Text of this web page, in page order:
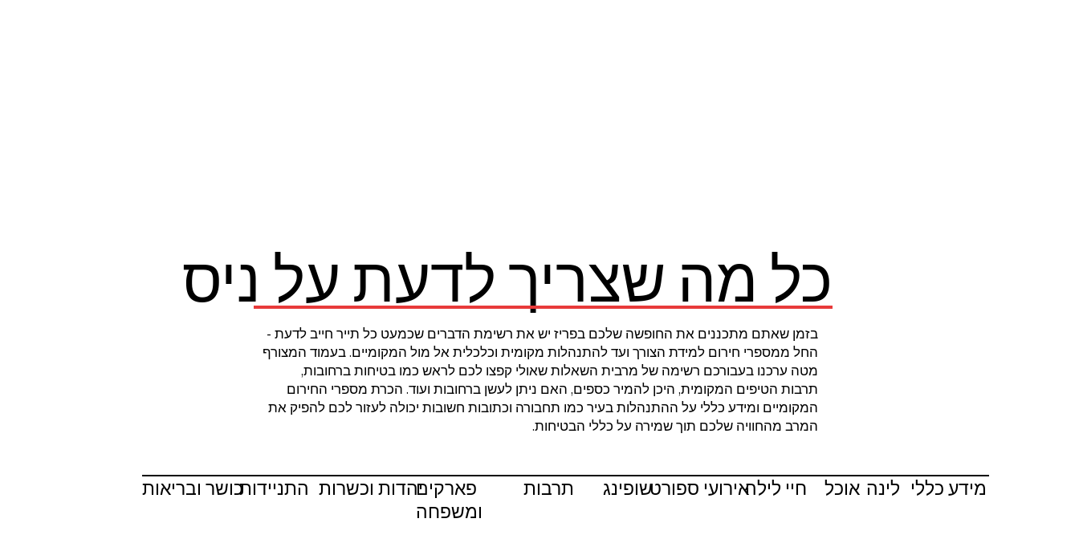
מידע כללי לינה אוכל חיי לילהאירועי ספורטשופינג תרבות
פארקים
ומשפחה
יהדות וכשרות התניידותכושר ובריאות
בזמן שאתם מתכננים את החופשה שלכם בפריז יש את רשימת הדברים שכמעט כל תייר חייב לדעת -
החל ממספרי חירום למידת הצורך ועד להתנהלות מקומית וכלכלית אל מול המקומיים. בעמוד המצורף
מטה ערכנו בעבורכם רשימה של מרבית השאלות שאולי קפצו לכם לראש כמו בטיחות ברחובות,
תרבות הטיפים המקומית, היכן להמיר כספים, האם ניתן לעשן ברחובות ועוד. הכרת מספרי החירום
המקומיים ומידע כללי על ההתנהלות בעיר כמו תחבורה וכתובות חשובות יכולה לעזור לכם להפיק את
המרב מהחוויה שלכם תוך שמירה על כללי הבטיחות.
כל מה שצריך לדעת על ניס